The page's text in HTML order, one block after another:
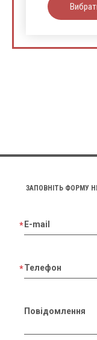
ЗАПОВНІТЬ ФОРМУ
E-mail
Телефон
Повідомлення